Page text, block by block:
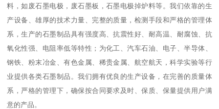
料，如废石墨电极，废石墨板，石墨电极掉炉料等。我们依靠的生
产设备、雄厚的技术力量、完整的质量，检测手段和严格的管理体
系，生产的石墨制品具有强度高、抗震性好、耐高温、耐腐蚀、抗
氧化性强、电阻率低等特性；为化工、汽车石油、电子、半导体、
钢铁、粉末冶金、有色金属、稀贵金属、航空航天，科学实验等行
业提供各类石墨制品。我们拥有优良的生产设备，在完善的质量体
系，严格的管理下，确保按合同要求及时、保质、保量提供用户满
意的产品。